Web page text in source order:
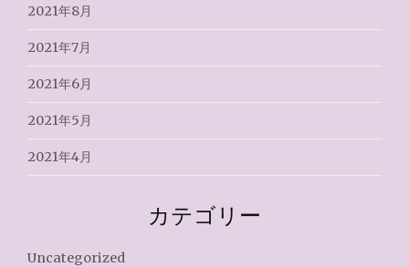
2021年8月
2021年7月
2021年6月
2021年5月
2021年4月
カテゴリー
Uncategorized